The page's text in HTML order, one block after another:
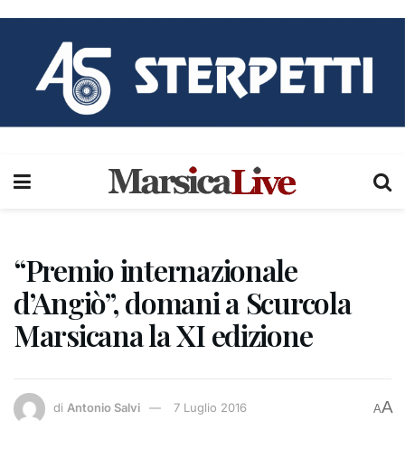
“Premio internazionale
d’Angiò”, domani a Scurcola
Marsicana la XI edizione
di Antonio Salvi 7 Luglio 2016 AA